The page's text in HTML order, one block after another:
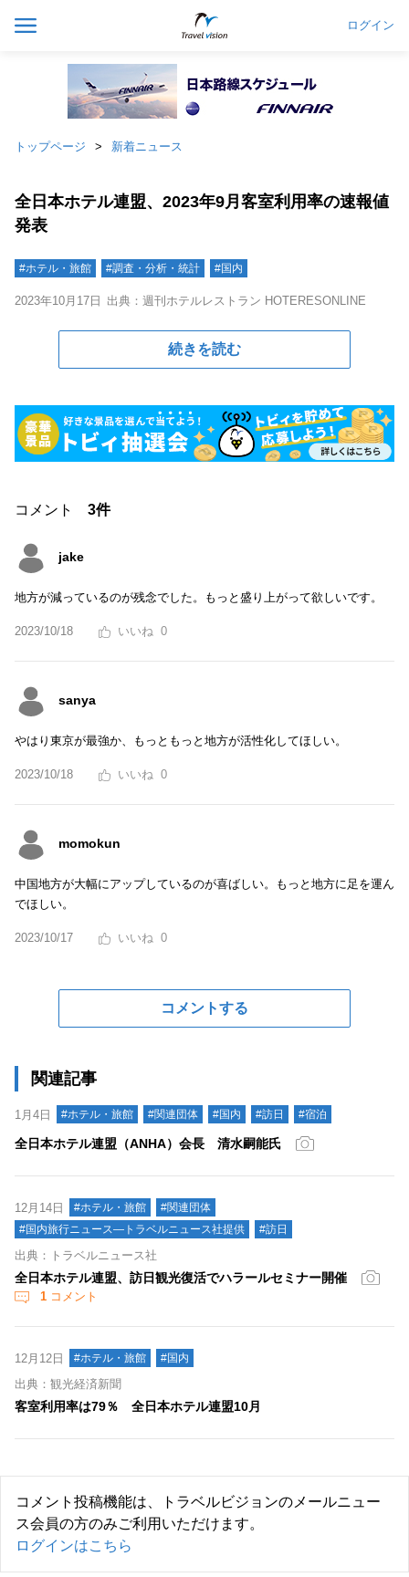
ログイン
トップページ 新着ニュース
全日本ホテル連盟、2023年9月客室利用率の速報値
発表
#ホテル・旅館 #調査・分析・統計 #国内
2023年10月17日 出典：週刊ホテルレストラン HOTERESONLINE
続きを読む
コメント 3件
jake
地方が減っているのが残念でした。もっと盛り上がって欲しいです。
2023/10/18 0
sanya
やはり東京が最強か、もっともっと地方が活性化してほしい。
2023/10/18 0
momokun
中国地方が大幅にアップしているのが喜ばしい。もっと地方に足を運ん
でほしい。
2023/10/17 0
コメントする
関連記事
1月4日 #ホテル・旅館 #関連団体 #国内 #訪日 #宿泊
全日本ホテル連盟（ANHA）会長 清水嗣能氏
12月14日 #ホテル・旅館
#関連団体
#国内旅行ニュース―トラベルニュース社提供
#訪日
出典：トラベルニュース社
全日本ホテル連盟、訪日観光復活でハラールセミナー開催
1 コメント
12月12日 #ホテル・旅館 #国内
出典：観光経済新聞
客室利用率は79％ 全日本ホテル連盟10月
コメント投稿機能は、トラベルビジョンのメールニュー
ス会員の方のみご利用いただけます。
ログインはこちら